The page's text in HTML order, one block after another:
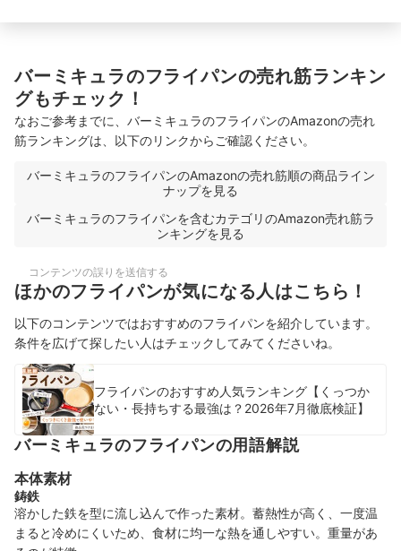
バーミキュラのフライパンの売れ筋ランキン
グもチェック！
なおご参考までに、バーミキュラのフライパンのAmazonの売れ
筋ランキングは、以下のリンクからご確認ください。
バーミキュラのフライパンのAmazonの売れ筋順の商品ライン
ナップを見る
バーミキュラのフライパンを含むカテゴリのAmazon売れ筋ラ
ンキングを見る
コンテンツの誤りを送信する
ほかのフライパンが気になる人はこちら！
以下のコンテンツではおすすめのフライパンを紹介しています。
条件を広げて探したい人はチェックしてみてくださいね。
フライパンのおすすめ人気ランキング【くっつか
ない・長持ちする最強は？2026年7月徹底検証】
バーミキュラのフライパンの用語解説
本体素材
鋳鉄
溶かした鉄を型に流し込んで作った素材。蓄熱性が高く、一度温
まると冷めにくいため、食材に均一な熱を通しやすい。重量があ